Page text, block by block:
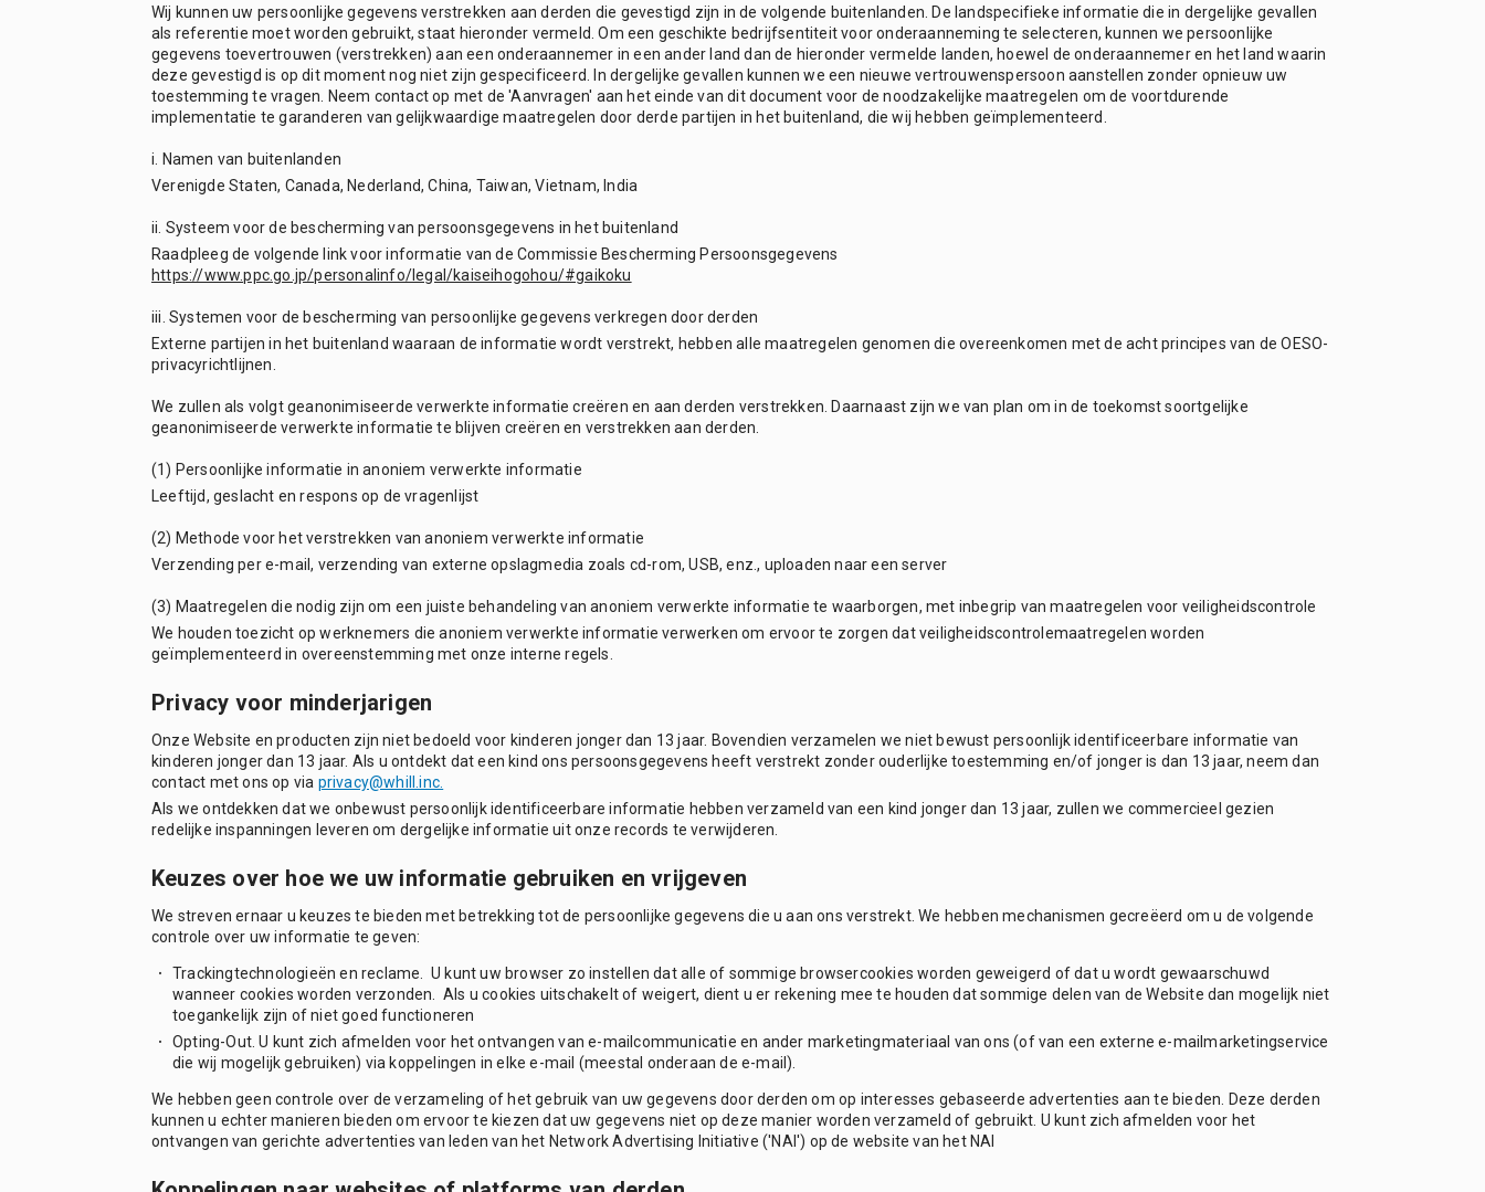
Wij kunnen uw persoonlijke gegevens verstrekken aan derden die gevestigd zijn in de volgende buitenlanden. De landspecifieke informatie die in dergelijke gevallen
als referentie moet worden gebruikt, staat hieronder vermeld. Om een geschikte bedrijfsentiteit voor onderaanneming te selecteren, kunnen we persoonlijke
gegevens toevertrouwen (verstrekken) aan een onderaannemer in een ander land dan de hieronder vermelde landen, hoewel de onderaannemer en het land waarin
deze gevestigd is op dit moment nog niet zijn gespecificeerd. In dergelijke gevallen kunnen we een nieuwe vertrouwenspersoon aanstellen zonder opnieuw uw
toestemming te vragen. Neem contact op met de 'Aanvragen' aan het einde van dit document voor de noodzakelijke maatregelen om de voortdurende
implementatie te garanderen van gelijkwaardige maatregelen door derde partijen in het buitenland, die wij hebben geïmplementeerd.
i. Namen van buitenlanden
Verenigde Staten, Canada, Nederland, China, Taiwan, Vietnam, India
ii. Systeem voor de bescherming van persoonsgegevens in het buitenland
Raadpleeg de volgende link voor informatie van de Commissie Bescherming Persoonsgegevens
https://www.ppc.go.jp/personalinfo/legal/kaiseihogohou/#gaikoku
iii. Systemen voor de bescherming van persoonlijke gegevens verkregen door derden
Externe partijen in het buitenland waaraan de informatie wordt verstrekt, hebben alle maatregelen genomen die overeenkomen met de acht principes van de OESO-
privacyrichtlijnen.
We zullen als volgt geanonimiseerde verwerkte informatie creëren en aan derden verstrekken. Daarnaast zijn we van plan om in de toekomst soortgelijke
geanonimiseerde verwerkte informatie te blijven creëren en verstrekken aan derden.
(1) Persoonlijke informatie in anoniem verwerkte informatie
Leeftijd, geslacht en respons op de vragenlijst
(2) Methode voor het verstrekken van anoniem verwerkte informatie
Verzending per e-mail, verzending van externe opslagmedia zoals cd-rom, USB, enz., uploaden naar een server
(3) Maatregelen die nodig zijn om een juiste behandeling van anoniem verwerkte informatie te waarborgen, met inbegrip van maatregelen voor veiligheidscontrole
We houden toezicht op werknemers die anoniem verwerkte informatie verwerken om ervoor te zorgen dat veiligheidscontrolemaatregelen worden
geïmplementeerd in overeenstemming met onze interne regels.
Privacy voor minderjarigen
Onze Website en producten zijn niet bedoeld voor kinderen jonger dan 13 jaar. Bovendien verzamelen we niet bewust persoonlijk identificeerbare informatie van
kinderen jonger dan 13 jaar. Als u ontdekt dat een kind ons persoonsgegevens heeft verstrekt zonder ouderlijke toestemming en/of jonger is dan 13 jaar, neem dan
contact met ons op via privacy@whill.inc.
Als we ontdekken dat we onbewust persoonlijk identificeerbare informatie hebben verzameld van een kind jonger dan 13 jaar, zullen we commercieel gezien
redelijke inspanningen leveren om dergelijke informatie uit onze records te verwijderen.
Keuzes over hoe we uw informatie gebruiken en vrijgeven
We streven ernaar u keuzes te bieden met betrekking tot de persoonlijke gegevens die u aan ons verstrekt. We hebben mechanismen gecreëerd om u de volgende
controle over uw informatie te geven:
Trackingtechnologieën en reclame. U kunt uw browser zo instellen dat alle of sommige browsercookies worden geweigerd of dat u wordt gewaarschuwd
wanneer cookies worden verzonden. Als u cookies uitschakelt of weigert, dient u er rekening mee te houden dat sommige delen van de Website dan mogelijk niet
toegankelijk zijn of niet goed functioneren
Opting-Out. U kunt zich afmelden voor het ontvangen van e-mailcommunicatie en ander marketingmateriaal van ons (of van een externe e-mailmarketingservice
die wij mogelijk gebruiken) via koppelingen in elke e-mail (meestal onderaan de e-mail).
We hebben geen controle over de verzameling of het gebruik van uw gegevens door derden om op interesses gebaseerde advertenties aan te bieden. Deze derden
kunnen u echter manieren bieden om ervoor te kiezen dat uw gegevens niet op deze manier worden verzameld of gebruikt. U kunt zich afmelden voor het
ontvangen van gerichte advertenties van leden van het Network Advertising Initiative ('NAI') op de website van het NAI